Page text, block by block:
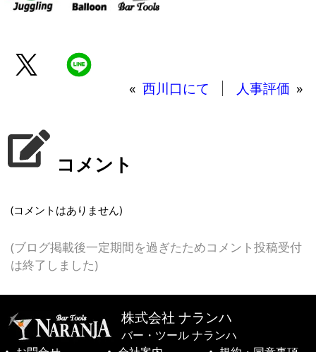
« 西川口にて 人事評価 »
コメント
(コメントはありません)
(ブログ掲載後一定期間を過ぎたためコメント投稿受付
は終了しました)
株式会社 ナランハ
バー・ツール ナランハ